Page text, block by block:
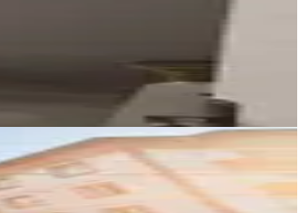
Ömer Güney
Germenicia Gayrimenkul Celalettin Yarpuz